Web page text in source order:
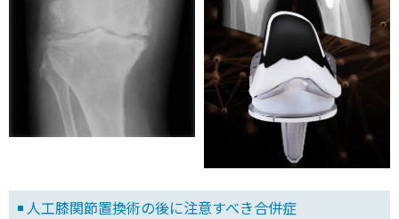
人工膝関節置換術の後に注意すべき合併症